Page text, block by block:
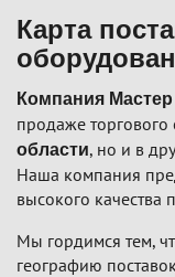
Карта
Компания
продаже
области, но и в
Наша компания
высокого качества
Мы гордимся тем,
географию